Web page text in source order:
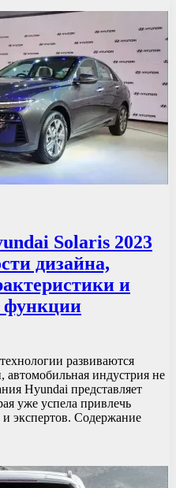
Solaris 2023
дизайна,
и
функции
развиваются
индустрия не
Hyundai представляет
уже успела привлечь
экспертов. Содержание